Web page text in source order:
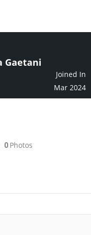
Gaetani
Joined In
Mar 2024
0 Photos